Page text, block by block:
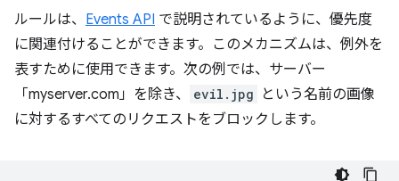
ルールは、 Events API で説明されているように、優先度
に関連付けることができます。このメカニズムは、例外を
表すために使用できます。次の例では、サーバー
「myserver.com」を除き、
evil.jpg
という名前の画像
に対するすべてのリクエストをブロックします。